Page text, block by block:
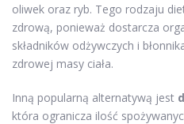
oliwek oraz ryb. Tego rodzaju
zdrową, ponieważ dostarcza
składników odżywczych i
zdrowej masy ciała.
Inną popularną alternatywą jest
która ogranicza ilość